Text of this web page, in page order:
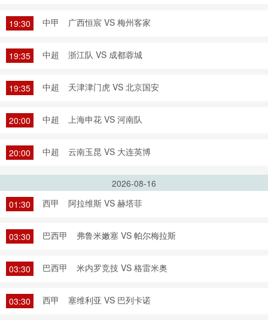
19:30 中甲 广西恒宸 VS 梅州客家
19:35 中超 浙江队 VS 成都蓉城
19:35 中超 天津津门虎 VS 北京国安
20:00 中超 上海申花 VS 河南队
20:00 中超 云南玉昆 VS 大连英博
2026-08-16
01:30
西甲 阿拉维斯 VS 赫塔菲
03:30 巴西甲 弗鲁米嫩塞 VS 帕尔梅拉斯
03:30 巴西甲 米内罗竞技 VS 格雷米奥
03:30 西甲 塞维利亚 VS 巴列卡诺